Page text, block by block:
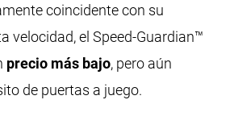
coincidente con su
velocidad, el Speed-Guardian™
precio más bajo, pero aún
de puertas a juego.